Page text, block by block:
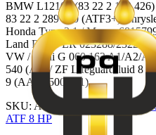
BMW L12108 (83 22 2 152
83 22 2 289 720 (ATF3+)
Honda Type 3.1 / Mopar
Land Rover LR 023288/232289
VW / Audi G 060 162 A1/A2/
540 (A2) / ZF Lifeguardfluid 8
9 (AA01.500.001)
SKU: AF-8HP
ATF 8 HP